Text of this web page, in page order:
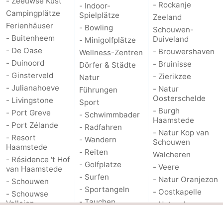
Campingplätze
Ferienhäuser
- Buitenheem
- De Oase
- Duinoord
- Ginsterveld
- Julianahoeve
- Livingstone
- Port Greve
- Port Zélande
- Resort
Haamstede
- Résidence 't Hof
van Haamstede
- Schouwen
- Schouwse
- Indoor-
Spielplätze
- Bowling
- Minigolfplätze
Wellness-Zentren
Dörfer & Städte
Natur
Führungen
Sport
- Schwimmbader
- Radfahren
- Wandern
- Reiten
- Golfplatze
- Surfen
- Sportangeln
- Tauchen
- Rockanje
Zeeland
Schouwen-
Duiveland
- Brouwershaven
- Bruinisse
- Zierikzee
- Natur
Oosterschelde
- Burgh
Haamstede
- Natur Kop van
Schouwen
Walcheren
- Veere
- Natur Oranjezon
- Oostkapelle